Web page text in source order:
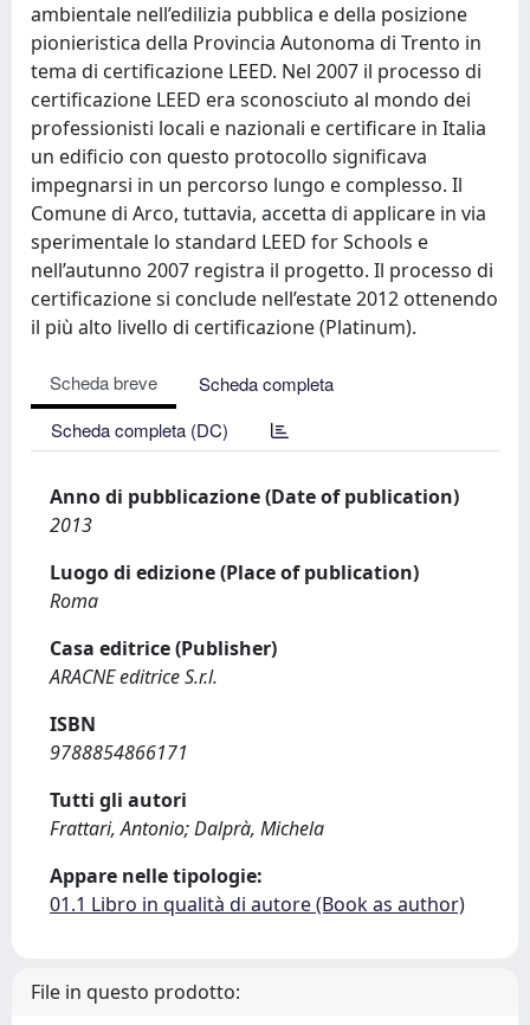
ambientale nell’edilizia pubblica e della posizione
pionieristica della Provincia Autonoma di Trento in
tema di certificazione LEED. Nel 2007 il processo di
certificazione LEED era sconosciuto al mondo dei
professionisti locali e nazionali e certificare in Italia
un edificio con questo protocollo significava
impegnarsi in un percorso lungo e complesso. Il
Comune di Arco, tuttavia, accetta di applicare in via
sperimentale lo standard LEED for Schools e
nell’autunno 2007 registra il progetto. Il processo di
certificazione si conclude nell’estate 2012 ottenendo
il più alto livello di certificazione (Platinum).
Scheda breve
Scheda completa
Scheda completa (DC)
Anno di pubblicazione (Date of publication)
2013
Luogo di edizione (Place of publication)
Roma
Casa editrice (Publisher)
ARACNE editrice S.r.l.
ISBN
9788854866171
Tutti gli autori
Frattari, Antonio; Dalprà, Michela
Appare nelle tipologie:
01.1 Libro in qualità di autore (Book as author)
File in questo prodotto: